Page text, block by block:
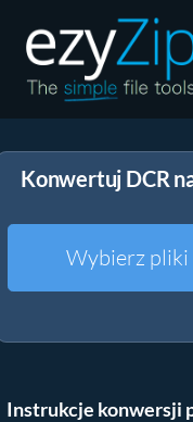
Rozpakuj
Inne narzędzia
Konwertuj DCR
Wybierz pliki
Instrukcje konwersji